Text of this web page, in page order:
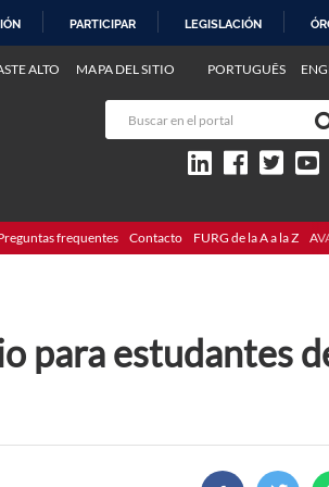
PARTICIPAR LEGISLACIÓN
PORTUGUÊS
ALTO MAPA DEL SITIO
frequentes Contacto FURG de la A a la Z
para estudantes